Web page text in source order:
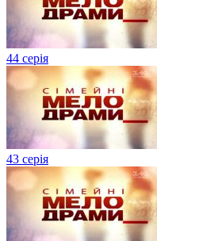
44 серія
43 серія